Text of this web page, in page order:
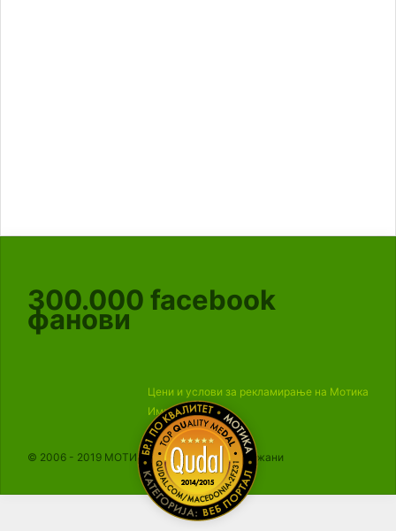
300.000 facebook
фанови
Цени и услови за рекламирање на Мотика
Импресум
© 2006 - 2019 МОТИКА, Сите права се задржани